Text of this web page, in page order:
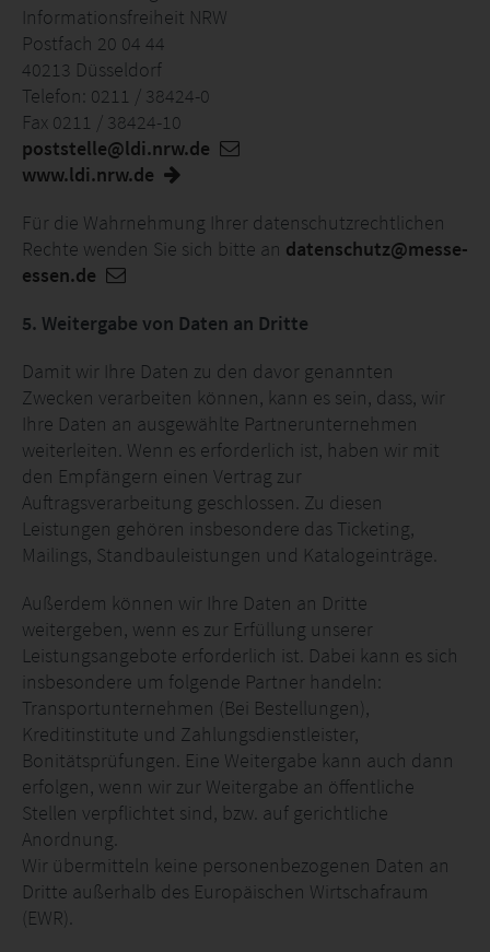
Informationsfreiheit NRW
Postfach 20 04 44
40213 Düsseldorf
Telefon: 0211 / 38424-0
Fax 0211 / 38424-10
poststelle@ldi.nrw.de
www.ldi.nrw.de
Für die Wahrnehmung Ihrer datenschutzrechtlichen
Rechte wenden Sie sich bitte an datenschutz@messe-
essen.de
5. Weitergabe von Daten an Dritte
Damit wir Ihre Daten zu den davor genannten
Zwecken verarbeiten können, kann es sein, dass, wir
Ihre Daten an ausgewählte Partnerunternehmen
weiterleiten. Wenn es erforderlich ist, haben wir mit
den Empfängern einen Vertrag zur
Auftragsverarbeitung geschlossen. Zu diesen
Leistungen gehören insbesondere das Ticketing,
Mailings, Standbauleistungen und Katalogeinträge.
Außerdem können wir Ihre Daten an Dritte
weitergeben, wenn es zur Erfüllung unserer
Leistungsangebote erforderlich ist. Dabei kann es sich
insbesondere um folgende Partner handeln:
Transportunternehmen (Bei Bestellungen),
Kreditinstitute und Zahlungsdienstleister,
Bonitätsprüfungen. Eine Weitergabe kann auch dann
erfolgen, wenn wir zur Weitergabe an öffentliche
Stellen verpflichtet sind, bzw. auf gerichtliche
Anordnung.
Wir übermitteln keine personenbezogenen Daten an
Dritte außerhalb des Europäischen Wirtschafraum
(EWR).